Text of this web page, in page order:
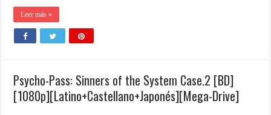
Leer más »
Psycho-Pass: Sinners of the System Case.2 [BD]
[1080p][Latino+Castellano+Japonés][Mega-Drive]